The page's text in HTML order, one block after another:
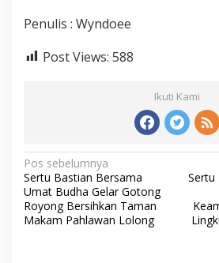
Penulis : Wyndoee
Post Views: 588
Ikuti Kami
N
a
v
Pos sebelumnya
Sertu Bastian Bersama
Umat Budha Gelar Gotong
Royong Bersihkan Taman
Makam Pahlawan Lolong
Sertu